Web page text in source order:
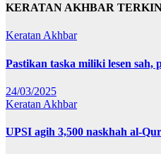
KERATAN AKHBAR
Keratan Akhbar
Pastikan taska miliki lesen sah,
24/03/2025
Keratan Akhbar
UPSI agih 3,500 naskhah al-